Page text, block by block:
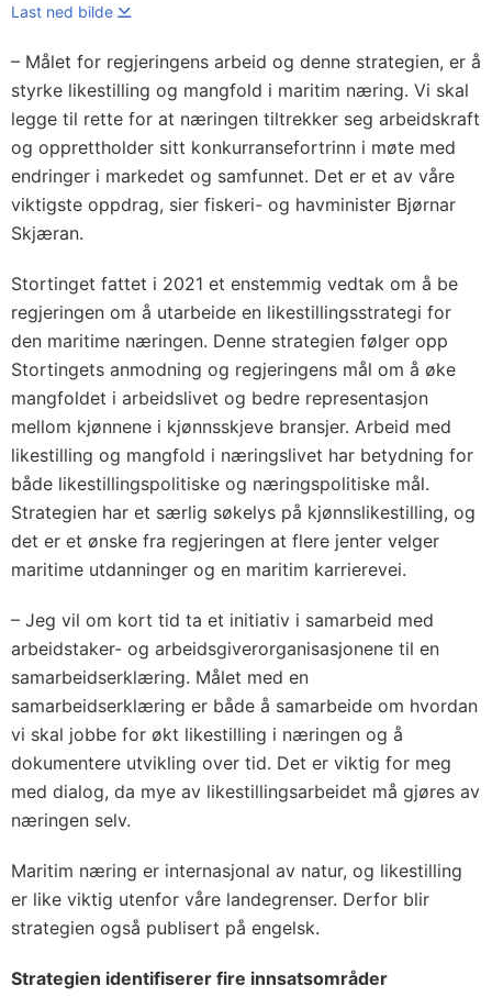
Last ned bilde
– Målet for regjeringens arbeid og denne strategien, er å
styrke likestilling og mangfold i maritim næring. Vi skal
legge til rette for at næringen tiltrekker seg arbeidskraft
og opprettholder sitt konkurransefortrinn i møte med
endringer i markedet og samfunnet. Det er et av våre
viktigste oppdrag, sier fiskeri- og havminister Bjørnar
Skjæran.
Stortinget fattet i 2021 et enstemmig vedtak om å be
regjeringen om å utarbeide en likestillingsstrategi for
den maritime næringen. Denne strategien følger opp
Stortingets anmodning og regjeringens mål om å øke
mangfoldet i arbeidslivet og bedre representasjon
mellom kjønnene i kjønnsskjeve bransjer. Arbeid med
likestilling og mangfold i næringslivet har betydning for
både likestillingspolitiske og næringspolitiske mål.
Strategien har et særlig søkelys på kjønnslikestilling, og
det er et ønske fra regjeringen at flere jenter velger
maritime utdanninger og en maritim karrierevei.
– Jeg vil om kort tid ta et initiativ i samarbeid med
arbeidstaker- og arbeidsgiverorganisasjonene til en
samarbeidserklæring. Målet med en
samarbeidserklæring er både å samarbeide om hvordan
vi skal jobbe for økt likestilling i næringen og å
dokumentere utvikling over tid. Det er viktig for meg
med dialog, da mye av likestillingsarbeidet må gjøres av
næringen selv.
Maritim næring er internasjonal av natur, og likestilling
er like viktig utenfor våre landegrenser. Derfor blir
strategien også publisert på engelsk.
Strategien identifiserer fire innsatsområder